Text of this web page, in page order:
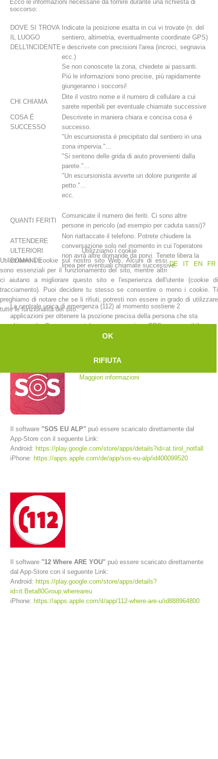
La storia
Stazioni del soccorso alpino
Comitato Direttivo
Ecco le informazioni necessarie da fornire durante una richiesta di
soccorso:
DOVE SI TROVA
IL LUOGO
DELL'INCIDENTE
Indicate la posizione esatta in cui vi trovate (n. del
sentiero, altimetria, eventualmente coordinate GPS)
e descrivete con precisioni l'area (incroci, segnavia
ecc.)
Se non conoscete la zona, chiedete ai passanti.
Piú le informazioni sono precise, piú rapidamente
giungeranno i soccorsi!
CHI CHIAMA
Dite il vostro nome e il numero di cellulare a cui
sarete reperibili per eventuale chiamate successive
COSA É
SUCCESSO
Descrivete in maniera chiara e concisa cosa é
successo.
"Un escursionista é precipitato dal sentiero in una
zona impervia."...
"Si sentono delle grida di aiuto provenienti dalla
parete."...
"Un escursionista avverte un dolore pungente al
petto."...
ecc.
QUANTI FERITI
Comunicate il numero dei feriti. Ci sono altre
persone in pericolo (ad esempio per caduta sassi)?
ATTENDERE
ULTERIORI
DOMANDE
Non riattaccate il telefono. Potrete chiudere la
conversazione solo nel momento in cui l'operatore
non avrá altre domande da porvi. Tenete libera la
linea per eventuali chiamate successive.
La centrale unica di emergenza (112) al momento sostiene 2
applicazioni per ottenere la psozione precisa della persona che sta
chiamando. Con uno smartphone a connessione GPS e se possibile
anche rete internet la centrale riceve la posizione esatta del
Il software "SOS EU ALP" puó essere scaricato direttamente dal
App-Store con il seguente Link:
Android: https://play.google.com/store/apps/details?id=at.tirol_notfall
iPhone: https://apps.apple.com/de/app/sos-eu-alp/id400099520
Il software "12 Where ARE YOU" puó essere scaricato direttamente
dal App-Store con il seguente Link:
Android: https://play.google.com/store/apps/details?
id=it.Beta80Group.whereareu
iPhone: https://apps.apple.com/it/app/112-where-are-u/id888964800
Utilizziamo i cookie
DE
IT EN FR
Utilizziamo i cookie sul nostro sito Web. Alcuni di essi
sono essenziali per il funzionamento del sito, mentre altri
ci aiutano a migliorare questo sito e l'esperienza dell'utente (cookie di
tracciamento). Puoi decidere tu stesso se consentire o meno i cookie. Ti
preghiamo di notare che se li rifiuti, potresti non essere in grado di utilizzare
tutte le funzionalità del sito.
OK
RIFIUTA
Maggiori informazioni